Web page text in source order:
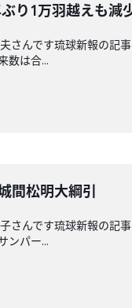
り1万羽越えも
さんです琉球新報の記
数は合...
間松明大綱引
さんです琉球新報の記
ンパー...